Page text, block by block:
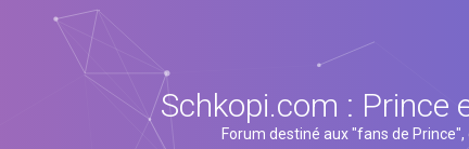
Schkopi.com : Prince
Forum destiné aux "fans de